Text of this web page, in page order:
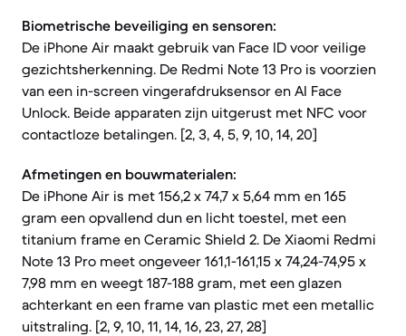
Biometrische beveiliging en sensoren:
De iPhone Air maakt gebruik van Face ID voor veilige
gezichtsherkenning. De Redmi Note 13 Pro is voorzien
van een in-screen vingerafdruksensor en AI Face
Unlock. Beide apparaten zijn uitgerust met NFC voor
contactloze betalingen. [2, 3, 4, 5, 9, 10, 14, 20]
Afmetingen en bouwmaterialen:
De iPhone Air is met 156,2 x 74,7 x 5,64 mm en 165
gram een opvallend dun en licht toestel, met een
titanium frame en Ceramic Shield 2. De Xiaomi Redmi
Note 13 Pro meet ongeveer 161,1-161,15 x 74,24-74,95 x
7,98 mm en weegt 187-188 gram, met een glazen
achterkant en een frame van plastic met een metallic
uitstraling. [2, 9, 10, 11, 14, 16, 23, 27, 28]